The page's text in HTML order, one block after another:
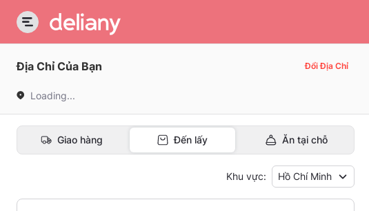
Địa Chỉ Của Bạn Đổi Địa Chỉ
Loading...
Giao hàng Đến lấy Ăn tại chỗ
Khu vực: Hồ Chí Minh